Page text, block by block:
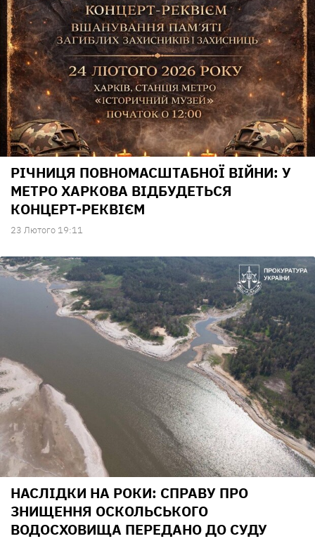
РІЧНИЦЯ ПОВНОМАСШТАБНОЇ ВІЙНИ: У
МЕТРО ХАРКОВА ВІДБУДЕТЬСЯ
КОНЦЕРТ-РЕКВІЄМ
23 Лютого 19:11
НАСЛІДКИ НА РОКИ: СПРАВУ ПРО
ЗНИЩЕННЯ ОСКОЛЬСЬКОГО
ВОДОСХОВИЩА ПЕРЕДАНО ДО СУДУ